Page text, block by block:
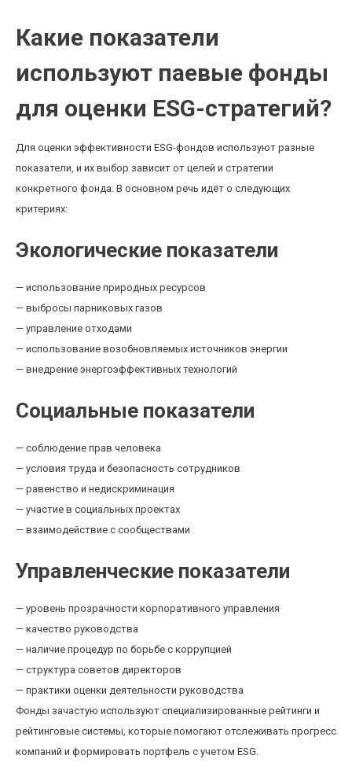
Какие показатели
используют паевые фонды
для оценки ESG-стратегий?
Для оценки эффективности ESG-фондов используют разные
показатели, и их выбор зависит от целей и стратегии
конкретного фонда. В основном речь идёт о следующих
критериях:
Экологические показатели
— использование природных ресурсов
— выбросы парниковых газов
— управление отходами
— использование возобновляемых источников энергии
— внедрение энергоэффективных технологий
Социальные показатели
— соблюдение прав человека
— условия труда и безопасность сотрудников
— равенство и недискриминация
— участие в социальных проектах
— взаимодействие с сообществами
Управленческие показатели
— уровень прозрачности корпоративного управления
— качество руководства
— наличие процедур по борьбе с коррупцией
— структура советов директоров
— практики оценки деятельности руководства
Фонды зачастую используют специализированные рейтинги и
рейтинговые системы, которые помогают отслеживать прогресс
компаний и формировать портфель с учетом ESG.